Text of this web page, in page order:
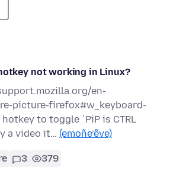
not working in Linux?
en-
picture-firefox#w_keyboard-
to toggle `PiP is CTRL
a video it… (emoñe’ẽve)
3 379